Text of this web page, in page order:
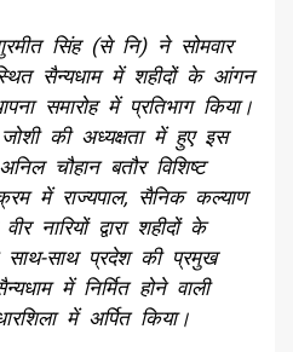
सिंह (से नि) ने सोमवार
सैन्यधाम में शहीदों के आंगन
समारोह में प्रतिभाग किया।
की अध्यक्षता में हुए इस
चौहान बतौर विशिष्ट
में राज्यपाल, सैनिक कल्याण
नारियों द्वारा शहीदों के
साथ प्रदेश की प्रमुख
में निर्मित होने वाली
में अर्पित किया।